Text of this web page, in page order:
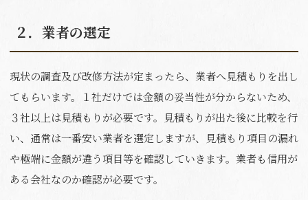
２．業者の選定
現状の調査及び改修方法が定まったら、業者へ見積もりを出し
てもらいます。１社だけでは金額の妥当性が分からないため、
３社以上は見積もりが必要です。見積もりが出た後に比較を行
い、通常は一番安い業者を選定しますが、見積もり項目の漏れ
や極端に金額が違う項目等を確認していきます。業者も信用が
ある会社なのか確認が必要です。